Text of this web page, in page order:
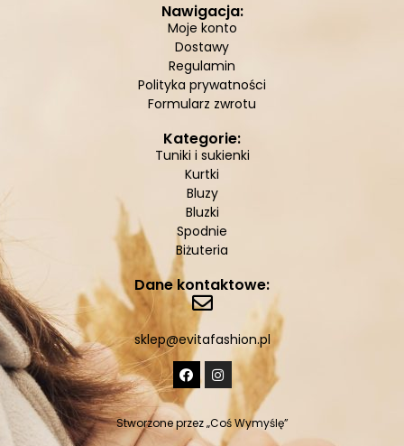
Nawigacja:
Moje konto
Dostawy
Regulamin
Polityka prywatności
Formularz zwrotu
Kategorie:
Tuniki i sukienki
Kurtki
Bluzy
Bluzki
Spodnie
Biżuteria
Dane kontaktowe:
sklep@evitafashion.pl
Stworzone przez„Coś Wymyślę”